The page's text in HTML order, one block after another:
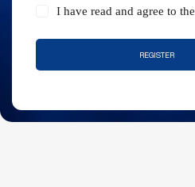
I have read and agree to the
REGISTER